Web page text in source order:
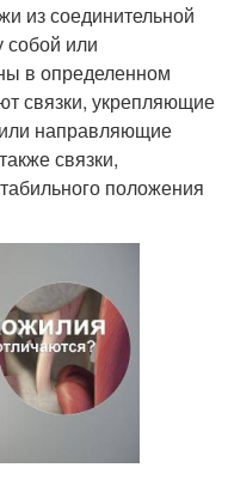
из соединительной
собой или
в определенном
связки, укрепляющие
направляющие
связки,
положения